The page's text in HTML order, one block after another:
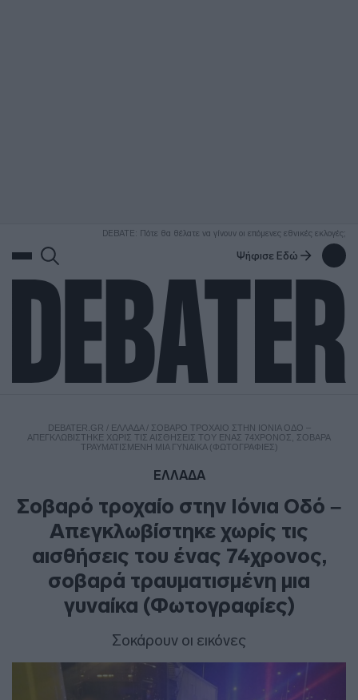
DEBATE: Πότε θα θέλατε να γίνουν οι επόμενες εθνικές εκλογές;
Ψήφισε Εδώ
DEBATER.GR / ΕΛΛΑΔΑ/ ΣΟΒΑΡΌ ΤΡΟΧΑΊΟ ΣΤΗΝ ΙΌΝΙΑ ΟΔΌ –
ΑΠΕΓΚΛΩΒΊΣΤΗΚΕ ΧΩΡΊΣ ΤΙΣ ΑΙΣΘΉΣΕΙΣ ΤΟΥ ΈΝΑΣ 74ΧΡΟΝΟΣ, ΣΟΒΑΡΆ
ΤΡΑΥΜΑΤΙΣΜΈΝΗ ΜΙΑ ΓΥΝΑΊΚΑ (ΦΩΤΟΓΡΑΦΊΕΣ)
ΕΛΛΑΔΑ
Σοβαρό τροχαίο στην Ιόνια Οδό –
Απεγκλωβίστηκε χωρίς τις
αισθήσεις του ένας 74χρονος,
σοβαρά τραυματισμένη μια
γυναίκα (Φωτογραφίες)
Σοκάρουν οι εικόνες